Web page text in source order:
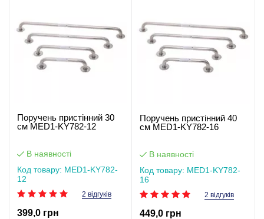
Поручень пристінний 30
см MED1-KY782-12
В наявності
Код товару: MED1-KY782-
12
2 відгуків
399,0 грн
Поручень пристінний 40
см MED1-KY782-16
В наявності
Код товару: MED1-KY782-
16
2 відгуків
449,0 грн